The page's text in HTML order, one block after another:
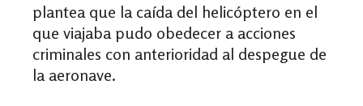
plantea que la caída del helicóptero en el
que viajaba pudo obedecer a acciones
criminales con anterioridad al despegue de
la aeronave.